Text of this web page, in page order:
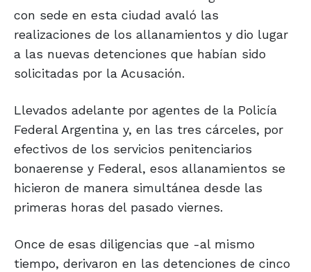
con sede en esta ciudad avaló las
realizaciones de los allanamientos y dio lugar
a las nuevas detenciones que habían sido
solicitadas por la Acusación.
Llevados adelante por agentes de la Policía
Federal Argentina y, en las tres cárceles, por
efectivos de los servicios penitenciarios
bonaerense y Federal, esos allanamientos se
hicieron de manera simultánea desde las
primeras horas del pasado viernes.
Once de esas diligencias que -al mismo
tiempo, derivaron en las detenciones de cinco